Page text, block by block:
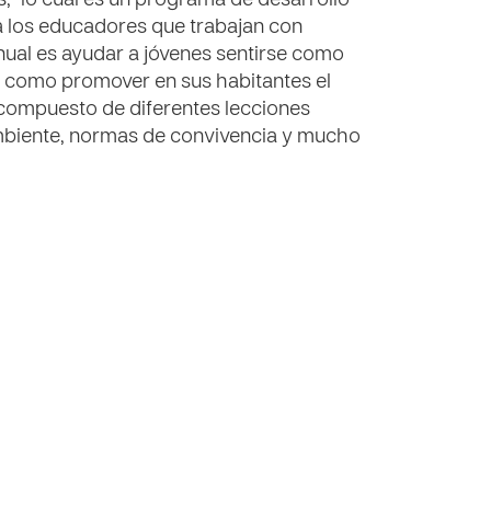
educadores que trabajan con
es ayudar a jóvenes sentirse como
promover en sus habitantes el
de diferentes lecciones
normas de convivencia y mucho